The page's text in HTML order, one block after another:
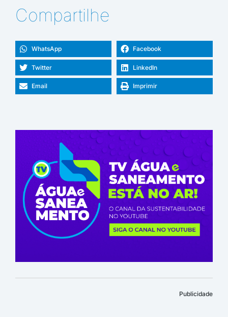
Compartilhe
WhatsApp Facebook
Twitter LinkedIn
Email Imprimir
Publicidade